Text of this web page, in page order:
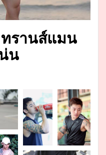
รานส์แมน
น